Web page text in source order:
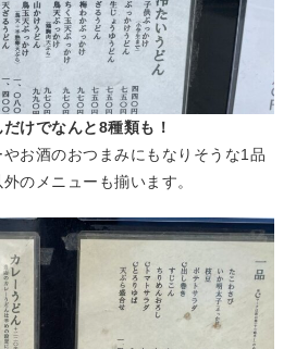
けでなんと8種類も！
お酒のおつまみにもなりそうな1品
のメニューも揃います。